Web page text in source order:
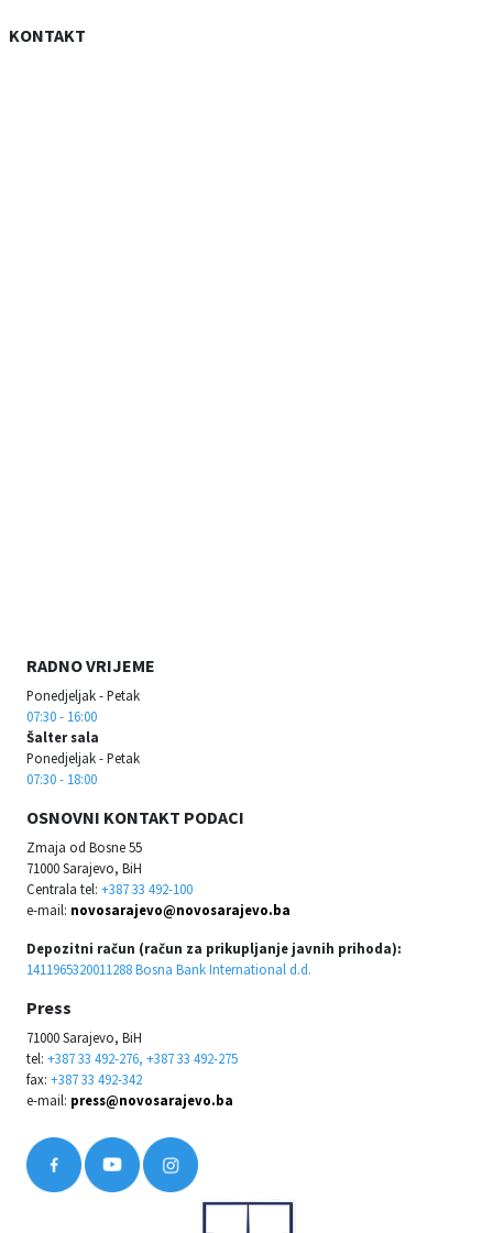
KONTAKT
RADNO VRIJEME
Ponedjeljak - Petak
07:30 - 16:00
Šalter sala
Ponedjeljak - Petak
07:30 - 18:00
OSNOVNI KONTAKT PODACI
Zmaja od Bosne 55
71000 Sarajevo, BiH
Centrala tel: +387 33 492-100
e-mail: novosarajevo@novosarajevo.ba
Depozitni račun (račun za prikupljanje javnih prihoda):
1411965320011288 Bosna Bank International d.d.
Press
71000 Sarajevo, BiH
tel: +387 33 492-276, +387 33 492-275
fax: +387 33 492-342
e-mail: press@novosarajevo.ba